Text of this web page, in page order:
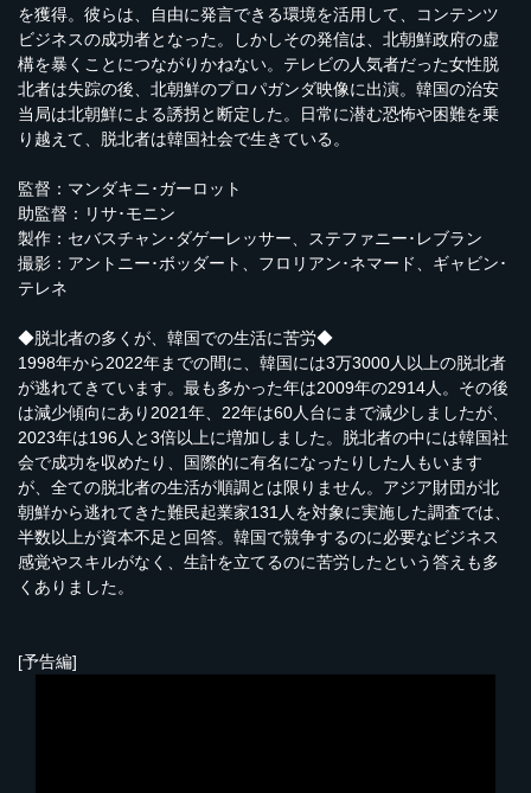
を獲得。彼らは、自由に発言できる環境を活用して、コンテンツ
ビジネスの成功者となった。しかしその発信は、北朝鮮政府の虚
構を暴くことにつながりかねない。テレビの人気者だった女性脱
北者は失踪の後、北朝鮮のプロパガンダ映像に出演。韓国の治安
当局は北朝鮮による誘拐と断定した。日常に潜む恐怖や困難を乗
り越えて、脱北者は韓国社会で生きている。
監督：マンダキニ･ガーロット
助監督：リサ･モニン
製作：セバスチャン･ダゲーレッサー、ステファニー･レブラン
撮影：アントニー･ボッダート、フロリアン･ネマード、ギャビン･
テレネ
◆脱北者の多くが、韓国での生活に苦労◆
1998年から2022年までの間に、韓国には3万3000人以上の脱北者
が逃れてきています。最も多かった年は2009年の2914人。その後
は減少傾向にあり2021年、22年は60人台にまで減少しましたが、
2023年は196人と3倍以上に増加しました。脱北者の中には韓国社
会で成功を収めたり、国際的に有名になったりした人もいます
が、全ての脱北者の生活が順調とは限りません。アジア財団が北
朝鮮から逃れてきた難民起業家131人を対象に実施した調査では、
半数以上が資本不足と回答。韓国で競争するのに必要なビジネス
感覚やスキルがなく、生計を立てるのに苦労したという答えも多
くありました。
[予告編]